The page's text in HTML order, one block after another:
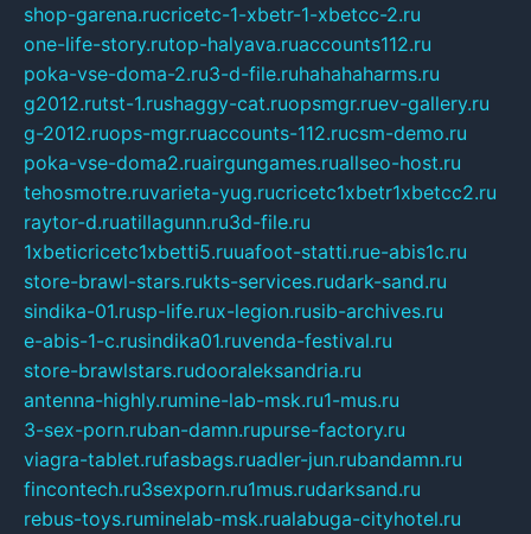
shop-garena.rucricetc-1-xbetr-1-xbetcc-2.ru
one-life-story.rutop-halyava.ruaccounts112.ru
poka-vse-doma-2.ru3-d-file.ruhahahaharms.ru
g2012.rutst-1.rushaggy-cat.ruopsmgr.ruev-gallery.ru
g-2012.ruops-mgr.ruaccounts-112.rucsm-demo.ru
poka-vse-doma2.ruairgungames.ruallseo-host.ru
tehosmotre.ruvarieta-yug.rucricetc1xbetr1xbetcc2.ru
raytor-d.ruatillagunn.ru3d-file.ru
1xbeticricetc1xbetti5.ruuafoot-statti.rue-abis1c.ru
store-brawl-stars.rukts-services.rudark-sand.ru
sindika-01.rusp-life.rux-legion.rusib-archives.ru
e-abis-1-c.rusindika01.ruvenda-festival.ru
store-brawlstars.rudooraleksandria.ru
antenna-highly.rumine-lab-msk.ru1-mus.ru
3-sex-porn.ruban-damn.rupurse-factory.ru
viagra-tablet.rufasbags.ruadler-jun.rubandamn.ru
fincontech.ru3sexporn.ru1mus.rudarksand.ru
rebus-toys.ruminelab-msk.rualabuga-cityhotel.ru